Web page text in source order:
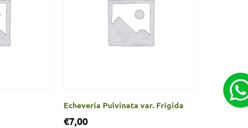
Echeveria Pulvinata var. Frigida
€7,00